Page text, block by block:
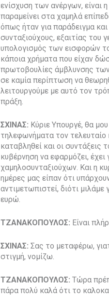
ενίσχυση των ανέργων, είναι
παραμείνει στα χαμηλά
όπως ήταν για παράδειγμα
συνταξιούχους, εξαιτίας
υπολογισμός των εισφορών
κάποια χρήματα που είχαν
πρωτοβουλίες άμβλυνσης των
σε καμία περίπτωση να
λειτουργούμε με αυτό τον
πράξη.
ΣΧΙΝΑΣ: Κύριε Υπουργέ, θα
τηλεφωνήματα τον τελευταίο
καταβληθεί και οι
κυβέρνηση να εφαρμόζει,
χαμηλοσυνταξιούχων. Και η
ημέρες μας είπαν ότι
αντιμετωπιστεί, διότι
ευρώ.
ΤΖΑΝΑΚΟΠΟΥΛΟΣ: Είναι
ΣΧΙΝΑΣ: Σας το μεταφέρω,
στιγμή, νομίζω.
ΤΖΑΝΑΚΟΠΟΥΛΟΣ: Τώρα
πάρα πολύ καλά ότι το